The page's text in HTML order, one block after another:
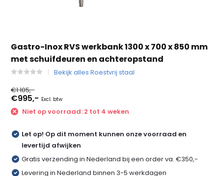
Gastro-Inox RVS werkbank 1300 x 700 x 850 mm
met schuifdeuren en achteropstand
Bekijk alles Roestvrij staal
€1.105,-
€995,- Excl. btw
Niet op voorraad: 2 tot 4 weken
Let op! Op dit moment kunnen onze voorraad en
levertijd afwijken
Gratis verzending in Nederland bij een order va. €350,-
Levering in Nederland binnen 3-5 werkdagen